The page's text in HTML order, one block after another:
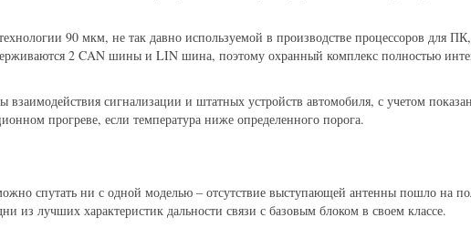
90 мкм, не так давно используемой в производстве процессоров для
2 CAN шины и LIN шина, поэтому охранный комплекс полностью
сигнализации и штатных устройств автомобиля, с учетом
прогреве, если температура ниже определенного порога.
спутать ни с одной моделью – отсутствие выступающей антенны пошло на
из лучших характеристик дальности связи с базовым блоком в своем классе.